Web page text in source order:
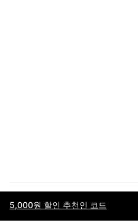
5,000원 할인 추천인 코드
이용약관고객센터판매개인정보